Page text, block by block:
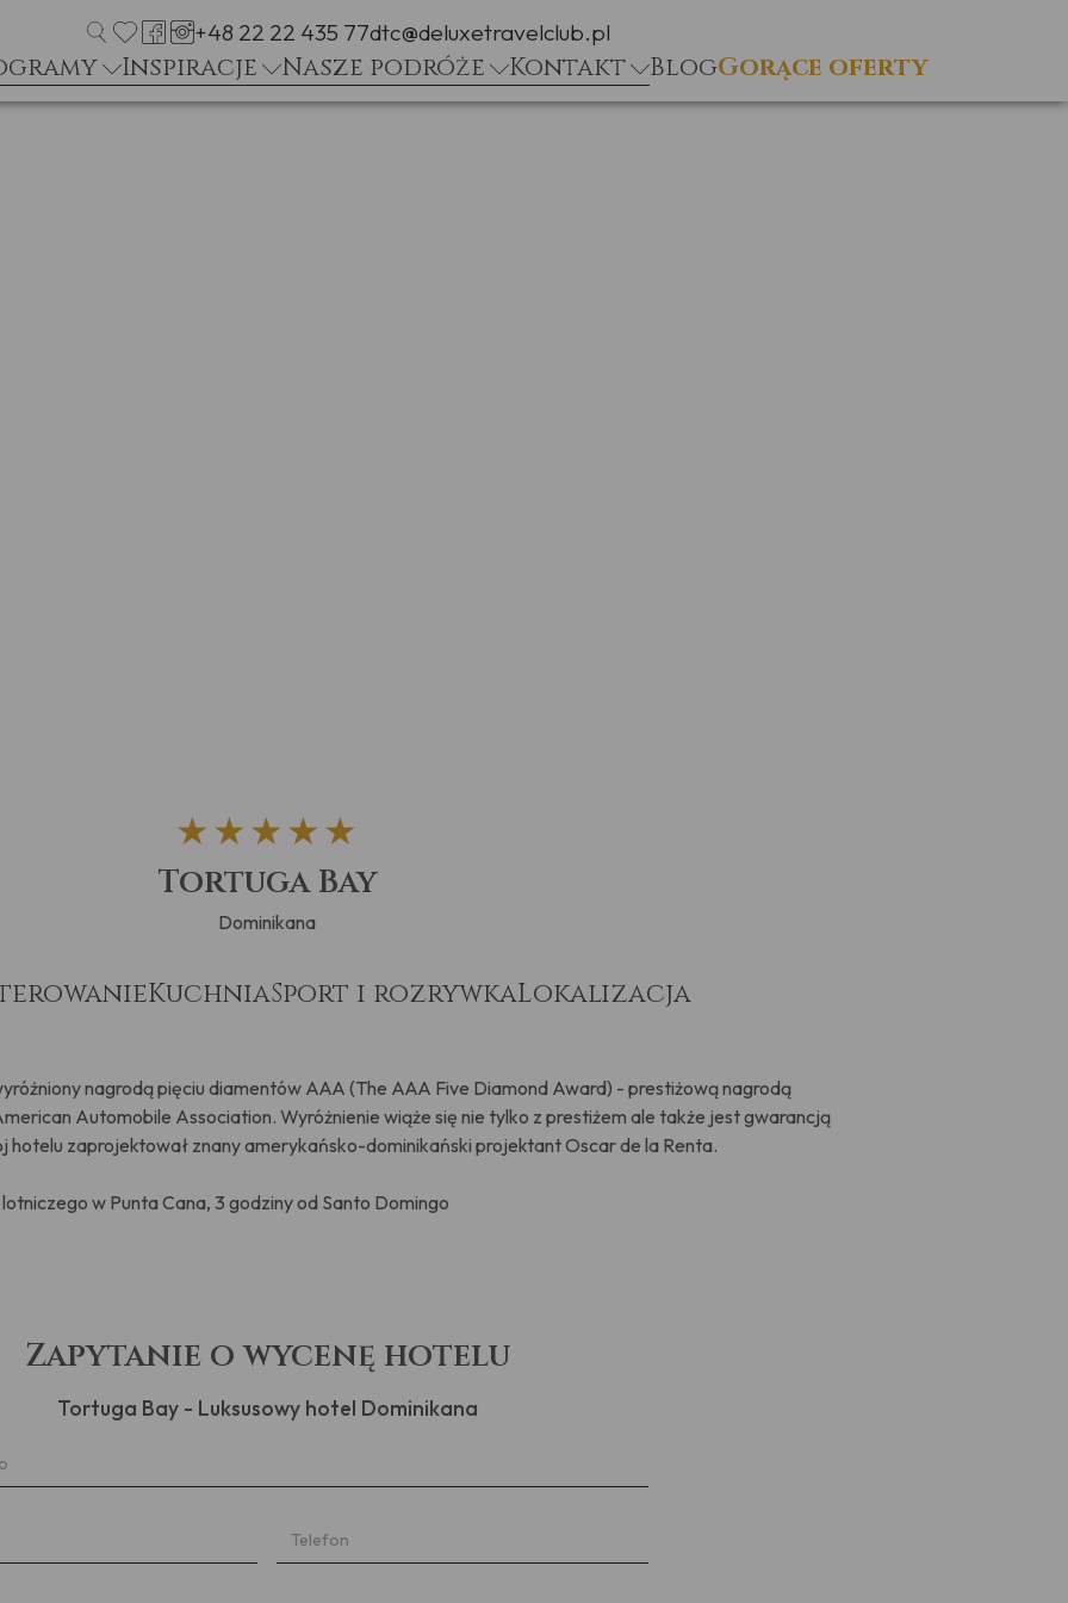
+48 22 22 435 77dtc@deluxetravelclub.pl
Inspiracje Nasze podróże Kontakt BlogGorące oferty
★★★★★
Tortuga Bay
Dominikana
KuchniaSport i rozrywkaLokalizacja
nagrodą pięciu diamentów AAA (The AAA Five Diamond Award) - prestiżową nagrodą
Automobile Association. Wyróżnienie wiąże się nie tylko z prestiżem ale także jest gwarancją
hotelu zaprojektował znany amerykańsko-dominikański projektant Oscar de la Renta.
w Punta Cana, 3 godziny od Santo Domingo
Zapytanie o wycenę hotelu
Tortuga Bay - Luksusowy hotel Dominikana